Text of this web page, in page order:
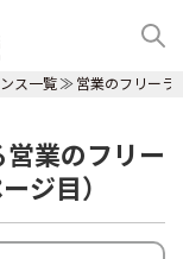
ス一覧 営業のフリーラ
業のフリー
ジ目）